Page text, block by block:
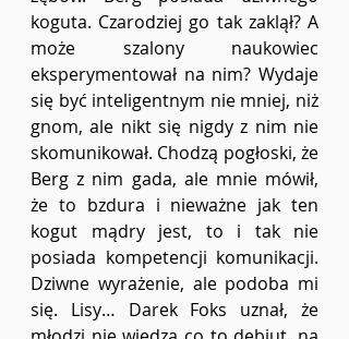
koguta. Czarodziej go tak zaklął? A
może szalony naukowiec
eksperymentował na nim? Wydaje
się być inteligentnym nie mniej, niż
gnom, ale nikt się nigdy z nim nie
skomunikował. Chodzą pogłoski, że
Berg z nim gada, ale mnie mówił,
że to bzdura i nieważne jak ten
kogut mądry jest, to i tak nie
posiada kompetencji komunikacji.
Dziwne wyrażenie, ale podoba mi
się. Lisy… Darek Foks uznał, że